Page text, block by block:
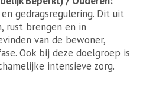
gedragsregulering. Dit uit
rust brengen en in
van de bewoner,
Ook bij deze doelgroep is
intensieve zorg.